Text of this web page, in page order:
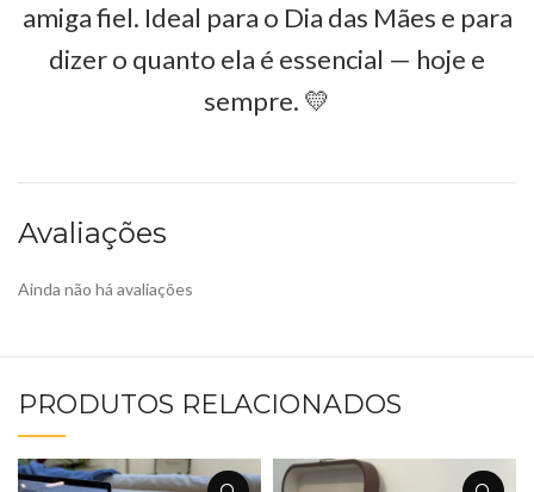
amiga fiel. Ideal para o Dia das Mães e para
dizer o quanto ela é essencial — hoje e
sempre. 💛
Avaliações
Ainda não há avaliações
PRODUTOS RELACIONADOS